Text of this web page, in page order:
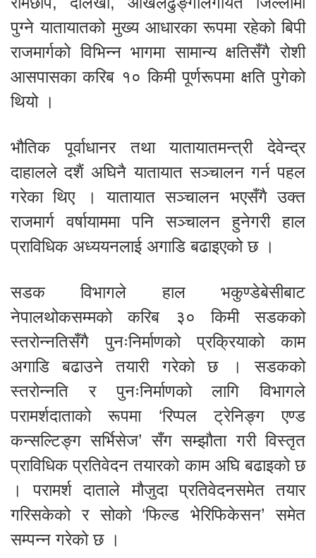
पुग्ने यातायातको मुख्य आधारका रूपमा रहेको बिपी
राजमार्गको विभिन्न भागमा सामान्य क्षतिसँगै रोशी
आसपासका करिब १० किमी पूर्णरूपमा क्षति पुगेको
थियो ।
भौतिक पूर्वाधानर तथा यातायातमन्त्री देवेन्द्र
दाहालले दशैं अघिनै यातायात सञ्चालन गर्न पहल
गरेका थिए । यातायात सञ्चालन भएसँगै उक्त
राजमार्ग वर्षायाममा पनि सञ्चालन हुनेगरी हाल
प्राविधिक अध्ययनलाई अगाडि बढाइएको छ ।
सडक विभागले हाल भकुण्डेबेसीबाट
नेपालथोकसम्मको करिब ३० किमी सडकको
स्तरोन्नतिसँगै पुनःनिर्माणको प्रक्रियाको काम
अगाडि बढाउने तयारी गरेको छ । सडकको
स्तरोन्नति र पुनःनिर्माणको लागि विभागले
परामर्शदाताको रूपमा ‘रिप्पल ट्रेनिङ्ग एण्ड
कन्सल्टिङ्ग सर्भिसेज’ सँग सम्झौता गरी विस्तृत
प्राविधिक प्रतिवेदन तयारको काम अघि बढाइको छ
। परामर्श दाताले मौजुदा प्रतिवेदनसमेत तयार
गरिसकेको र सोको ‘फिल्ड भेरिफिकेसन’ समेत
सम्पन्न गरेको छ ।